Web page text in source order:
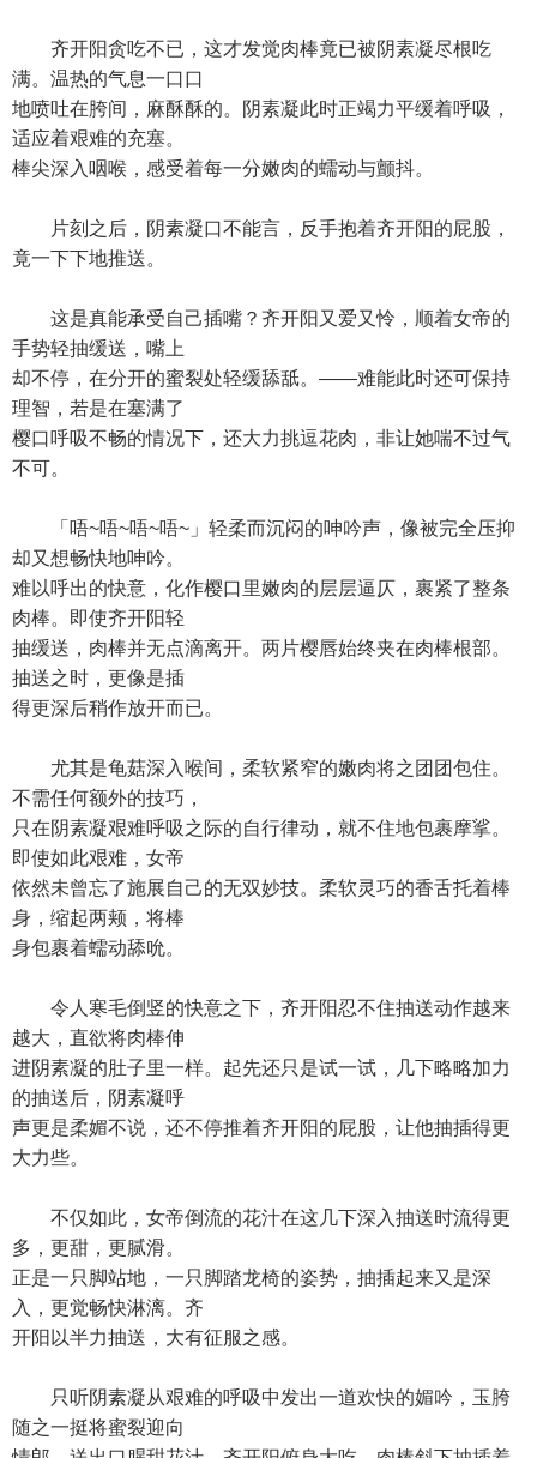
齐开阳贪吃不已，这才发觉肉棒竟已被阴素凝尽根吃
满。温热的气息一口口
地喷吐在胯间，麻酥酥的。阴素凝此时正竭力平缓着呼吸，
适应着艰难的充塞。
棒尖深入咽喉，感受着每一分嫩肉的蠕动与颤抖。
片刻之后，阴素凝口不能言，反手抱着齐开阳的屁股，
竟一下下地推送。
这是真能承受自己插嘴？齐开阳又爱又怜，顺着女帝的
手势轻抽缓送，嘴上
却不停，在分开的蜜裂处轻缓舔舐。——难能此时还可保持
理智，若是在塞满了
樱口呼吸不畅的情况下，还大力挑逗花肉，非让她喘不过气
不可。
「唔~唔~唔~唔~」轻柔而沉闷的呻吟声，像被完全压抑
却又想畅快地呻吟。
难以呼出的快意，化作樱口里嫩肉的层层逼仄，裹紧了整条
肉棒。即使齐开阳轻
抽缓送，肉棒并无点滴离开。两片樱唇始终夹在肉棒根部。
抽送之时，更像是插
得更深后稍作放开而已。
尤其是龟菇深入喉间，柔软紧窄的嫩肉将之团团包住。
不需任何额外的技巧，
只在阴素凝艰难呼吸之际的自行律动，就不住地包裹摩挲。
即使如此艰难，女帝
依然未曾忘了施展自己的无双妙技。柔软灵巧的香舌托着棒
身，缩起两颊，将棒
身包裹着蠕动舔吮。
令人寒毛倒竖的快意之下，齐开阳忍不住抽送动作越来
越大，直欲将肉棒伸
进阴素凝的肚子里一样。起先还只是试一试，几下略略加力
的抽送后，阴素凝呼
声更是柔媚不说，还不停推着齐开阳的屁股，让他抽插得更
大力些。
不仅如此，女帝倒流的花汁在这几下深入抽送时流得更
多，更甜，更腻滑。
正是一只脚站地，一只脚踏龙椅的姿势，抽插起来又是深
入，更觉畅快淋漓。齐
开阳以半力抽送，大有征服之感。
只听阴素凝从艰难的呼吸中发出一道欢快的媚吟，玉胯
随之一挺将蜜裂迎向